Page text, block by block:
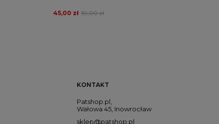
59,00 zł
45,00 zł
KONTAKT
Patshop.pl,
Wałowa 45, Inowrocław
sklep@patshop.pl